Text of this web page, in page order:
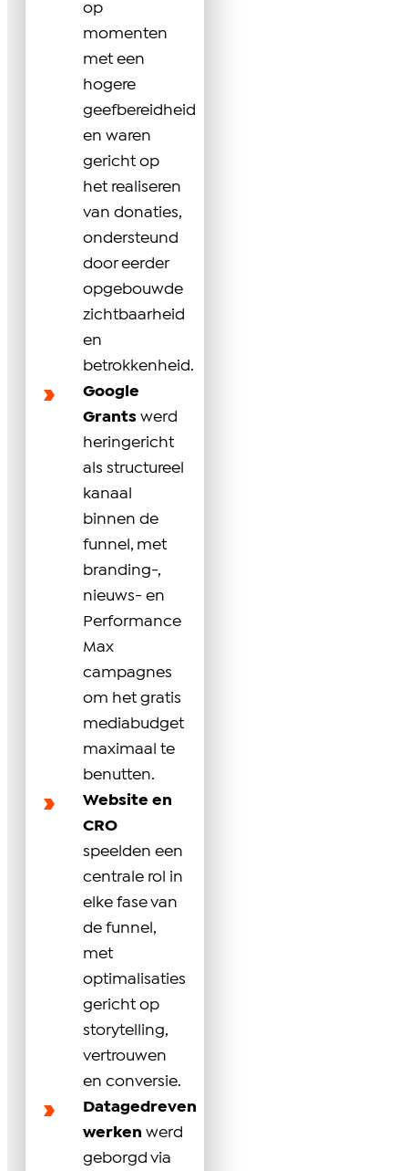
op
momenten
met een
hogere
geefbereidheid
en waren
gericht op
het realiseren
van donaties,
ondersteund
door eerder
opgebouwde
zichtbaarheid
en
betrokkenheid.
Google
Grants werd
heringericht
als structureel
kanaal
binnen de
funnel, met
branding-,
nieuws- en
Performance
Max
campagnes
om het gratis
mediabudget
maximaal te
benutten.
Website en
CRO
speelden een
centrale rol in
elke fase van
de funnel,
met
optimalisaties
gericht op
storytelling,
vertrouwen
en conversie.
Datagedreven
werken werd
geborgd via